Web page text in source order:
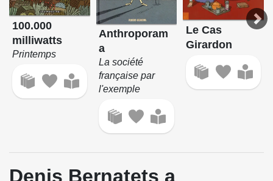
100.000
milliwatts
Printemps
Anthroporam
a
La société
française par
l'exemple
Le Cas
Girardon
Denis Bernatets a